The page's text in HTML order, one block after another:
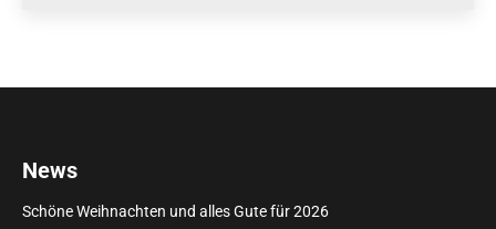
News
Schöne Weihnachten und alles Gute für 2026